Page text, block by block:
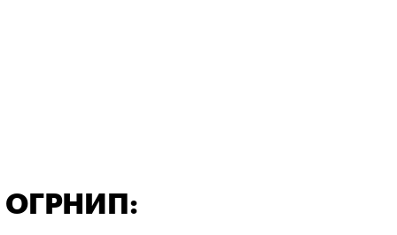
ОГРНИП: